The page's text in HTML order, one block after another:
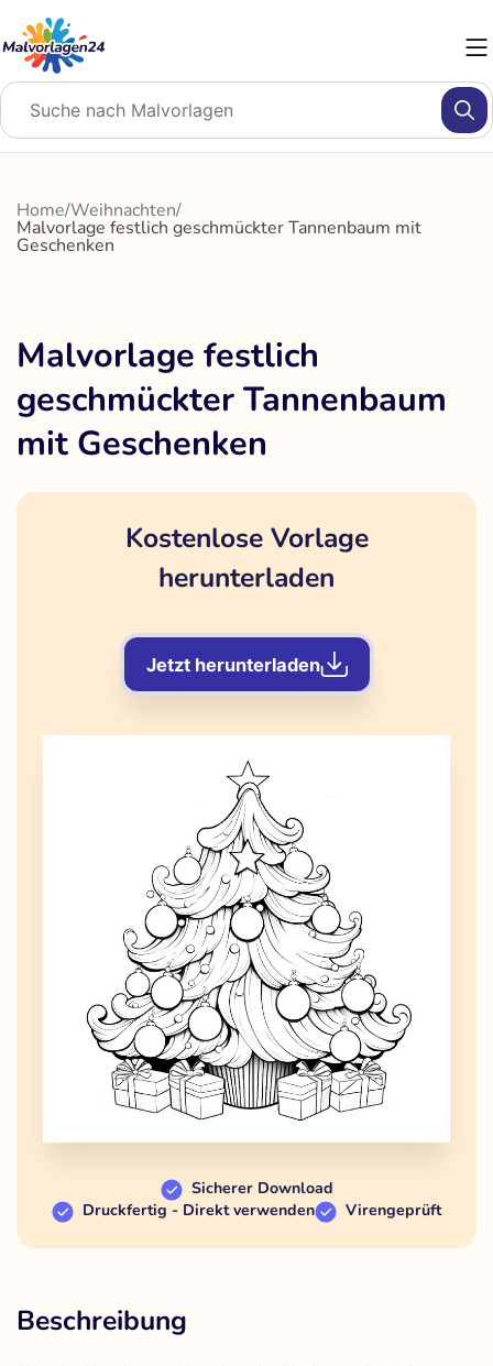
Inhalt
springen
Home/Weihnachten/
Malvorlage festlich geschmückter Tannenbaum mit
Geschenken
Malvorlage festlich
geschmückter Tannenbaum
mit Geschenken
Kostenlose Vorlage
herunterladen
Jetzt herunterladen
Sicherer Download
Druckfertig - Direkt verwenden
Virengeprüft
Beschreibung